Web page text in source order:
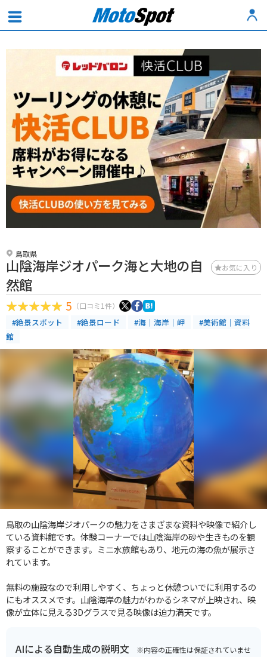
鳥取県
山陰海岸ジオパーク海と大地の自
然館
お気に入り
5 （口コミ1件）
#絶景スポット #絶景ロード #海｜海岸｜岬
#美術館｜資料
館
鳥取の山陰海岸ジオパークの魅力をさまざまな資料や映像で紹介し
ている資料館です。体験コーナーでは山陰海岸の砂や生きものを観
察することができます。ミニ水族館もあり、地元の海の魚が展示さ
れています。
無料の施設なので利用しやすく、ちょっと休憩ついでに利用するの
にもオススメです。山陰海岸の魅力がわかるシネマが上映され、映
像が立体に見える3Dグラスで見る映像は迫力満天です。
AIによる自動生成の説明文 ※内容の正確性は保証されていませ